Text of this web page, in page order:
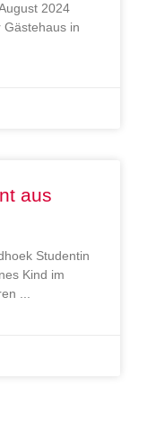
2024
in
aus
Studentin
Kind im